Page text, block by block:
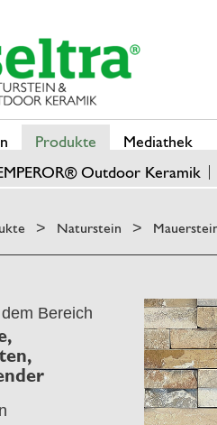
Produkte
Outdoor Keramik
Mediathek
> Naturstein >
Bereich